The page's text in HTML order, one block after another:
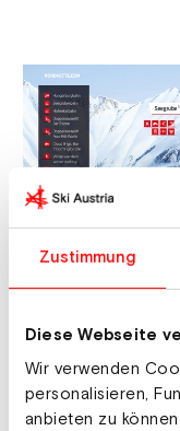
Zustimmung
Diese Webseite
Wir verwenden
personalisieren,
anbieten zu